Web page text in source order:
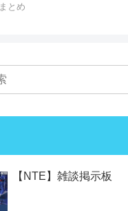
まとめ
【NTE】雑談掲示板